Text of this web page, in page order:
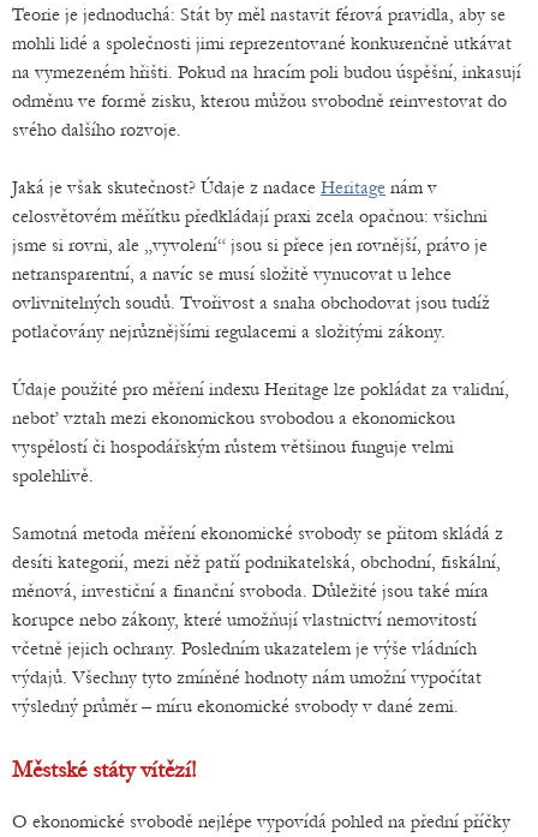
Teorie je jednoduchá: Stát by měl nastavit férová pravidla, aby se
mohli lidé a společnosti jimi reprezentované konkurenčně utkávat
na vymezeném hřišti. Pokud na hracím poli budou úspěšní, inkasují
odměnu ve formě zisku, kterou můžou svobodně reinvestovat do
svého dalšího rozvoje.
Jaká je však skutečnost? Údaje z nadace Heritage nám v
celosvětovém měřítku předkládají praxi zcela opačnou: všichni
jsme si rovni, ale „vyvolení“ jsou si přece jen rovnější, právo je
netransparentní, a navíc se musí složitě vynucovat u lehce
ovlivnitelných soudů. Tvořivost a snaha obchodovat jsou tudíž
potlačovány nejrůznějšími regulacemi a složitými zákony.
Údaje použité pro měření indexu Heritage lze pokládat za validní,
neboť vztah mezi ekonomickou svobodou a ekonomickou
vyspělostí či hospodářským růstem většinou funguje velmi
spolehlivě.
Samotná metoda měření ekonomické svobody se přitom skládá z
desíti kategorií, mezi něž patří podnikatelská, obchodní, fiskální,
měnová, investiční a finanční svoboda. Důležité jsou také míra
korupce nebo zákony, které umožňují vlastnictví nemovitostí
včetně jejich ochrany. Posledním ukazatelem je výše vládních
výdajů. Všechny tyto zmíněné hodnoty nám umožní vypočítat
výsledný průměr – míru ekonomické svobody v dané zemi.
Městské státy vítězí!
O ekonomické svobodě nejlépe vypovídá pohled na přední příčky